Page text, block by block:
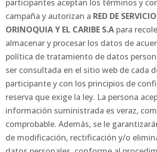
participantes aceptan los términos y
campaña y autorizan a RED DE
ORINOQUIA Y EL CARIBE S.A para
almacenar y procesar los datos de
política de tratamiento de datos
ser consultada en el sitio web de cada
participante y con los principios de
reserva que exige la ley. La persona
información suministrada es veraz,
comprobable. Además, se le
de modificación, rectificación y/o